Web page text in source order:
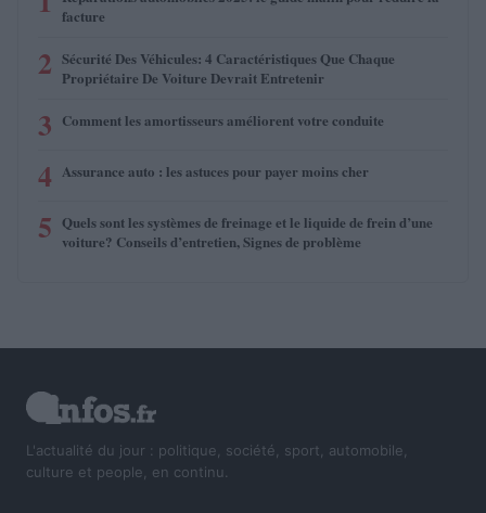
facture
2 Sécurité Des Véhicules: 4 Caractéristiques Que Chaque
Propriétaire De Voiture Devrait Entretenir
3 Comment les amortisseurs améliorent votre conduite
4 Assurance auto : les astuces pour payer moins cher
5 Quels sont les systèmes de freinage et le liquide de frein d’une
voiture? Conseils d’entretien, Signes de problème
L'actualité du jour : politique, société, sport, automobile,
culture et people, en continu.